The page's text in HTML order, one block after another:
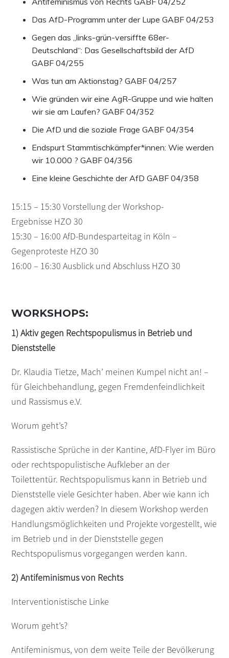
Das AfD-Programm unter der Lupe GABF 04/253
Gegen das „links-grün-versiffte 68er-
Deutschland“: Das Gesellschaftsbild der AfD
GABF 04/255
Was tun am Aktionstag? GABF 04/257
Wie gründen wir eine AgR-Gruppe und wie halten
wir sie am Laufen? GABF 04/352
Die AfD und die soziale Frage GABF 04/354
Endspurt Stammtischkämpfer*innen: Wie werden
wir 10.000 ? GABF 04/356
Eine kleine Geschichte der AfD GABF 04/358
15:15 – 15:30 Vorstellung der Workshop-
Ergebnisse HZO 30
15:30 – 16:00 AfD-Bundesparteitag in Köln –
Gegenproteste HZO 30
16:00 – 16:30 Ausblick und Abschluss HZO 30
WORKSHOPS:
1) Aktiv gegen Rechtspopulismus in Betrieb und
Dienststelle
Dr. Klaudia Tietze, Mach’ meinen Kumpel nicht an! –
für Gleichbehandlung, gegen Fremdenfeindlichkeit
und Rassismus e.V.
Worum geht’s?
Rassistische Sprüche in der Kantine, AfD-Flyer im Büro
oder rechtspopulistische Aufkleber an der
Toilettentür. Rechtspopulismus kann in Betrieb und
Dienststelle viele Gesichter haben. Aber wie kann ich
dagegen aktiv werden? In diesem Workshop werden
Handlungsmöglichkeiten und Projekte vorgestellt, wie
im Betrieb und in der Dienststelle gegen
Rechtspopulismus vorgegangen werden kann.
2) Antifeminismus von Rechts
Interventionistische Linke
Worum geht’s?
Antifeminismus, von dem weite Teile der Bevölkerung